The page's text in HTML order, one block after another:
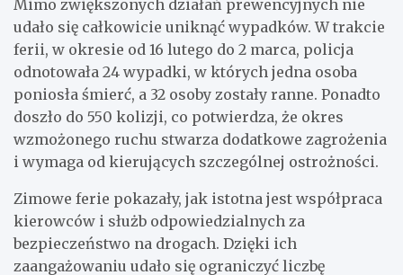
Mimo zwiększonych działań prewencyjnych nie
udało się całkowicie uniknąć wypadków. W trakcie
ferii, w okresie od 16 lutego do 2 marca, policja
odnotowała 24 wypadki, w których jedna osoba
poniosła śmierć, a 32 osoby zostały ranne. Ponadto
doszło do 550 kolizji, co potwierdza, że okres
wzmożonego ruchu stwarza dodatkowe zagrożenia
i wymaga od kierujących szczególnej ostrożności.
Zimowe ferie pokazały, jak istotna jest współpraca
kierowców i służb odpowiedzialnych za
bezpieczeństwo na drogach. Dzięki ich
zaangażowaniu udało się ograniczyć liczbę